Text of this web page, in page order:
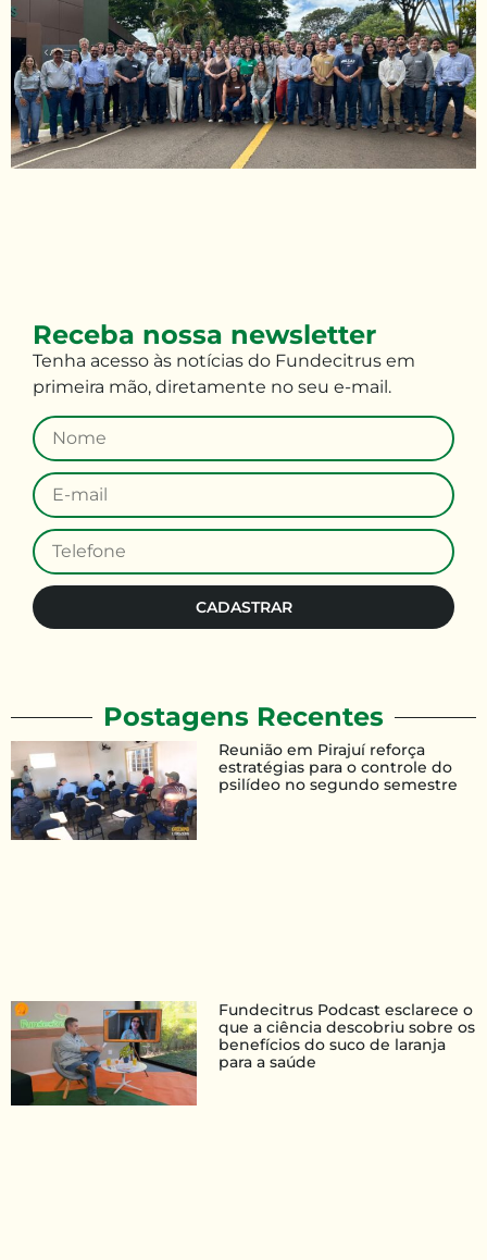
Reunião em Pirajuí reforça
estratégias para o controle do
psilídeo no segundo semestre
Fundecitrus Podcast esclarece o
que a ciência descobriu sobre os
benefícios do suco de laranja
para a saúde
Postagens Recentes
Receba nossa newsletter
Tenha acesso às notícias do Fundecitrus em
primeira mão, diretamente no seu e-mail.
CADASTRAR